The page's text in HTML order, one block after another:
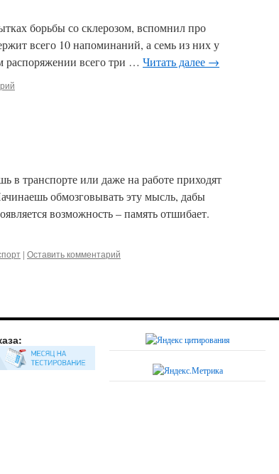
борьбы со склерозом, вспомнил про
всего 10 напоминаний, а семь из них у
распоряжении всего три … Читать далее →
в транспорте или даже на работе приходят
обмозговывать эту мысль, дабы
возможность – память отшибает.
| Оставить комментарий